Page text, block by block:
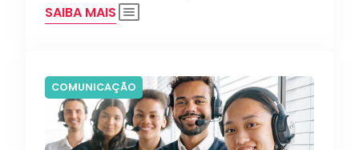
SAIBA MAIS
COMUNICAÇÃO